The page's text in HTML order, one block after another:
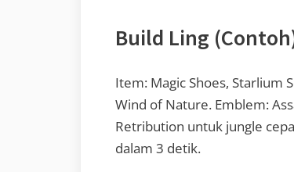
Build Ling
Item: Magic Shoes, Starlium
Wind of Nature. Emblem:
Retribution untuk jungle
dalam 3 detik.